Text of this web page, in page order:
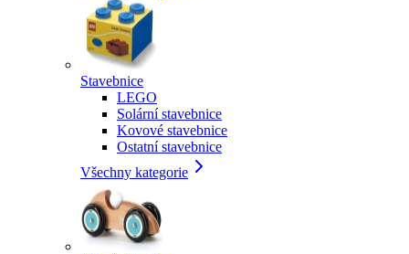
Stavebnice
LEGO
Solární stavebnice
Kovové stavebnice
Ostatní stavebnice
Všechny kategorie